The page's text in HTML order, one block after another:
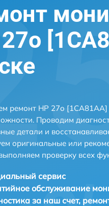
ремонт HP 27o
Проводим
детали и
оригинальные или
проверку всех
сервис
обслуживание
за наш счет,